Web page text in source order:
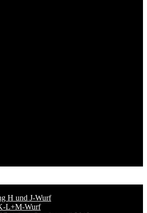
H und J-Wurf
L+M-Wurf